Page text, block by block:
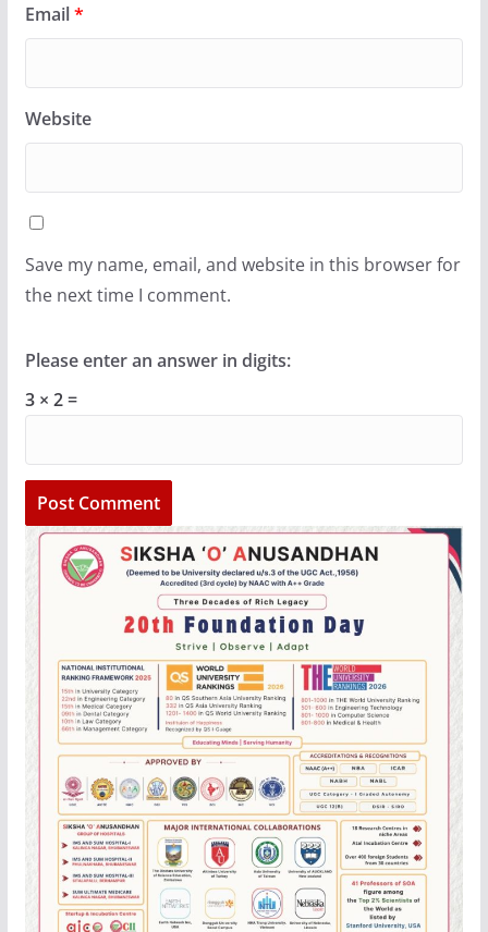
Email*
Website
Save my name, email, and website in this browser for
the next time I comment.
Please enter an answer in digits:
3 × 2 =